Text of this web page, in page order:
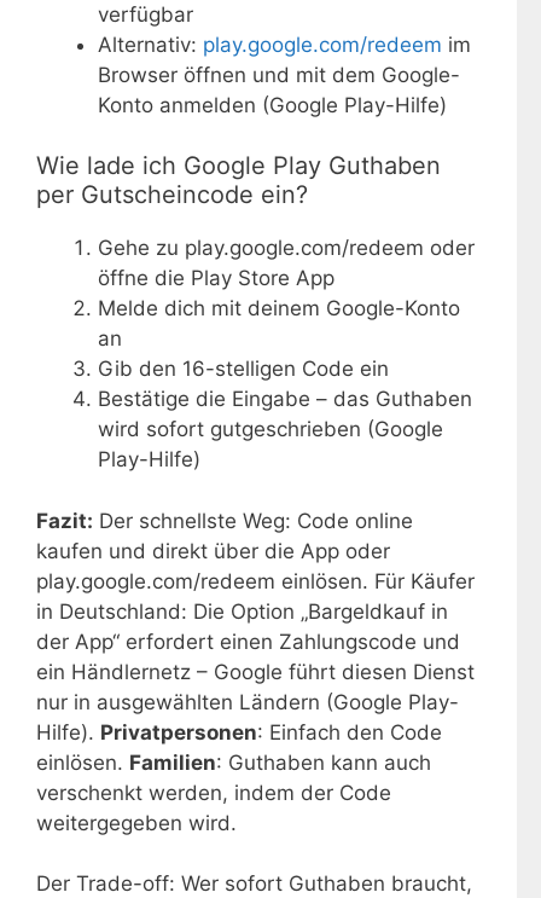
verfügbar
Alternativ: play.google.com/redeem im
Browser öffnen und mit dem Google-
Konto anmelden (Google Play-Hilfe)
Wie lade ich Google Play Guthaben
per Gutscheincode ein?
Gehe zu play.google.com/redeem oder
öffne die Play Store App
Melde dich mit deinem Google-Konto
an
Gib den 16-stelligen Code ein
Bestätige die Eingabe – das Guthaben
wird sofort gutgeschrieben (Google
Play-Hilfe)
Fazit: Der schnellste Weg: Code online
kaufen und direkt über die App oder
play.google.com/redeem einlösen. Für Käufer
in Deutschland: Die Option „Bargeldkauf in
der App“ erfordert einen Zahlungscode und
ein Händlernetz – Google führt diesen Dienst
nur in ausgewählten Ländern (Google Play-
Hilfe). Privatpersonen: Einfach den Code
einlösen. Familien: Guthaben kann auch
verschenkt werden, indem der Code
weitergegeben wird.
Der Trade-off: Wer sofort Guthaben braucht,